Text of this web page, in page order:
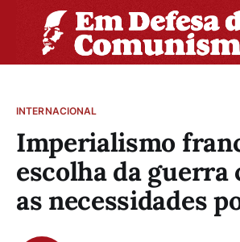
INTERNACIONAL
Imperialismo
escolha da guerra
as necessidades